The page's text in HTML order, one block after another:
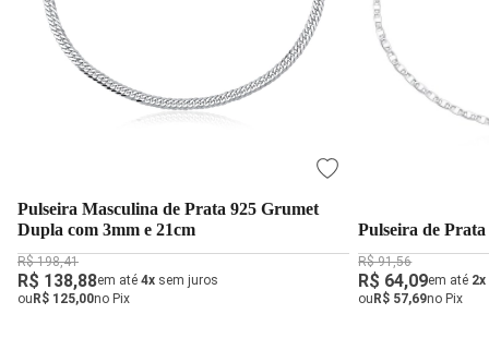
Pulseira Masculina de Prata 925 Grumet
Dupla com 3mm e 21cm
R$ 198,41
R$ 138,88em até 4x sem juros
ouR$ 125,00no Pix
Pulseira de
R$ 91,56
R$ 64,09em até 2x
ouR$ 57,69no Pix